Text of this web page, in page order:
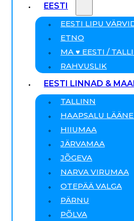
EESTI
EESTI LIPU
ETNO
MA ♥ EESTI /
RAHVUSLIK
EESTI LINNAD &
TALLINN
HAAPSALU
HIIUMAA
JÄRVAMAA
JÕGEVA
NARVA VIRUMAA
OTEPÄÄ VALGA
PÄRNU
PÕLVA